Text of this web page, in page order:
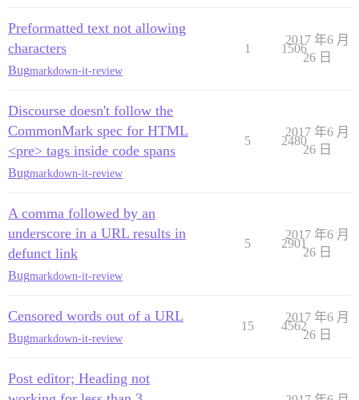
Preformatted text not allowing
characters
Bugmarkdown-it-review
1 1506
2017 年6 月
26 日
Discourse doesn't follow the
CommonMark spec for HTML
<pre> tags inside code spans
Bugmarkdown-it-review
5 2480
2017 年6 月
26 日
A comma followed by an
underscore in a URL results in
defunct link
Bugmarkdown-it-review
5 2901
2017 年6 月
26 日
Censored words out of a URL
Bugmarkdown-it-review
15 4562
2017 年6 月
26 日
Post editor; Heading not